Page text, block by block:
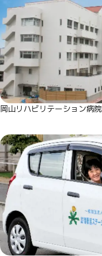
岡山リハビリテーション病院